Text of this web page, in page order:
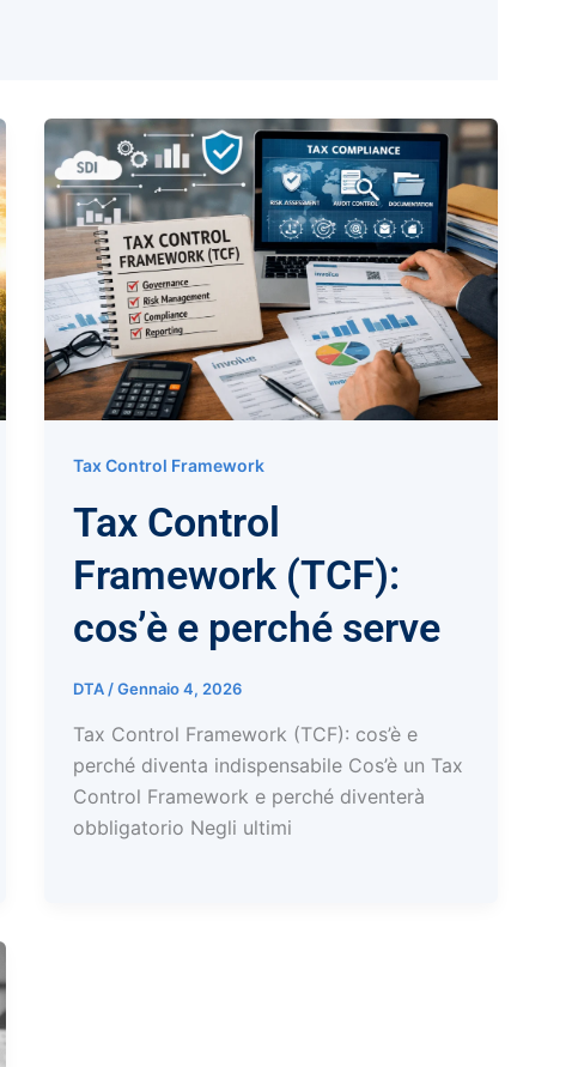
Tax Control Framework
Tax Control
Framework (TCF):
cos’è e perché serve
DTA/Gennaio 4, 2026
Tax Control Framework (TCF): cos’è e
perché diventa indispensabile Cos’è un Tax
Control Framework e perché diventerà
obbligatorio Negli ultimi